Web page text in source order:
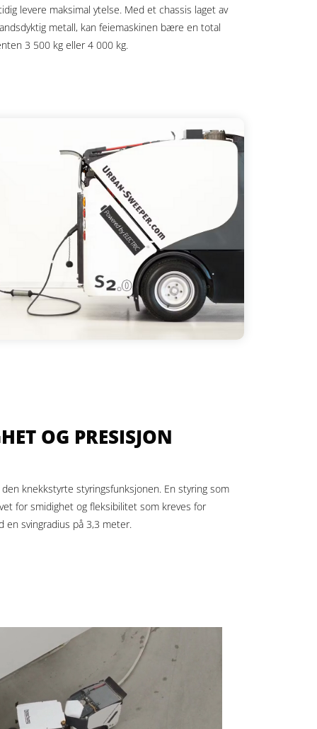
levere maksimal ytelse. Med et chassis laget av
metall, kan feiemaskinen bære en total
3 500 kg eller 4 000 kg.
OG PRESISJON
knekkstyrte styringsfunksjonen. En styring som
for smidighet og fleksibilitet som kreves for
en svingradius på 3,3 meter.